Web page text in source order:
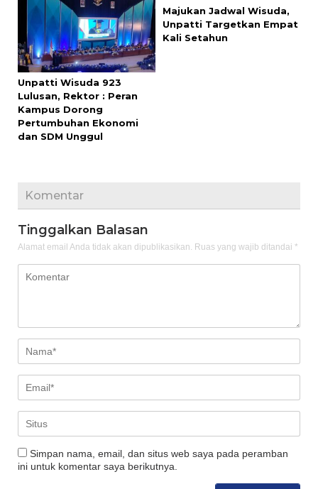
Unpatti Wisuda 923
Lulusan, Rektor : Peran
Kampus Dorong
Pertumbuhan Ekonomi
dan SDM Unggul
Majukan Jadwal Wisuda,
Unpatti Targetkan Empat
Kali Setahun
Komentar
Tinggalkan Balasan
Alamat email Anda tidak akan dipublikasikan. Ruas yang wajib ditandai *
Simpan nama, email, dan situs web saya pada peramban
ini untuk komentar saya berikutnya.